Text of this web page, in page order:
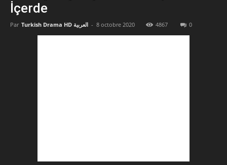
İçerde
Par Turkish Drama HD العربية - 8 octobre 2020 4867 0